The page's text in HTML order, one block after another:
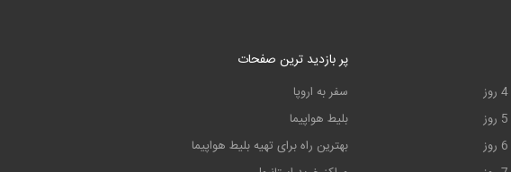
پر بازدید ترین صفحات
سفر به اروپا
بلیط هواپیما
بهترین راه برای تهیه بلیط هواپیما